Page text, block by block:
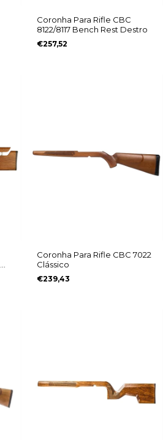
Coronha Para Rifle CBC
8122/8117 Bench Rest Destro
€257,52
Coronha Para Rifle CBC 7022
Clássico
€239,43